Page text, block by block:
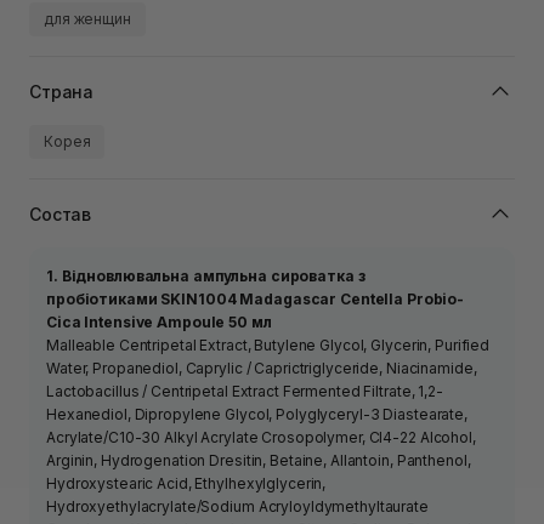
для женщин
Страна
Корея
Состав
1. Відновлювальна ампульна сироватка з
пробіотиками SKIN1004 Madagascar Centella Probio-
Cica Intensive Ampoule 50 мл
Malleable Centripetal Extract, Butylene Glycol, Glycerin, Purified
Water, Propanediol, Caprylic / Caprictriglyceride, Niacinamide,
Lactobacillus / Centripetal Extract Fermented Filtrate, 1,2-
Hexanediol, Dipropylene Glycol, Polyglyceryl-3 Diastearate,
Acrylate/C10-30 Alkyl Acrylate Crosopolymer, CI4-22 Alcohol,
Arginin, Hydrogenation Dresitin, Betaine, Allantoin, Panthenol,
Hydroxystearic Acid, Ethylhexylglycerin,
Hydroxyethylacrylate/Sodium Acryloyldymethyltaurate